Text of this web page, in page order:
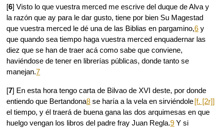
[6] Visto lo que vuestra merced me escrive del duque de Alva y
la razón que ay para le dar gusto, tiene por bien Su Magestad
que vuestra merced le dé una de las Biblias en pargamino,6 y
que quando sea tiempo haga vuestra merced enquadernar las
diez que se han de traer acá como sabe que conviene,
haviéndose de tener en librerías públicas, donde tanto se
manejan.7
[7] En esta hora tengo carta de Bilvao de XVI deste, por donde
entiendo que Bertandona8 se haría a la vela [f. [2r]]
en sirviéndole
el tiempo, y él traerá de buena gana las dos arquimesas en que
huelgo vengan los libros del padre fray Juan Regla.9 Y si